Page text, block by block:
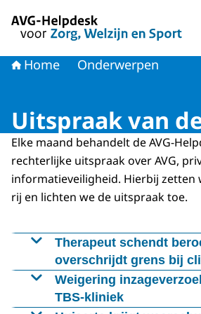
Home Onderwerpen
Uitspraak van
Elke maand behandelt de AVG-
rechterlijke uitspraak over AVG,
informatieveiligheid. Hierbij zetten
rij en lichten we de uitspraak toe.
Therapeut schendt
overschrijdt grens bij
Feiten en omstandigheden
Na een behandeling van
Weigering
TBS-kliniek